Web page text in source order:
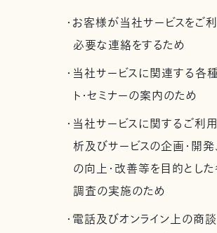
・お客様が当社サービスをご
必要な連絡をするため
・当社サービスに関連する各
ト・セミナーの案内のため
・当社サービスに関するご利
析及びサービスの企画・開発
の向上・改善等を目的とし
調査の実施のため
・電話及びオンライン上の商